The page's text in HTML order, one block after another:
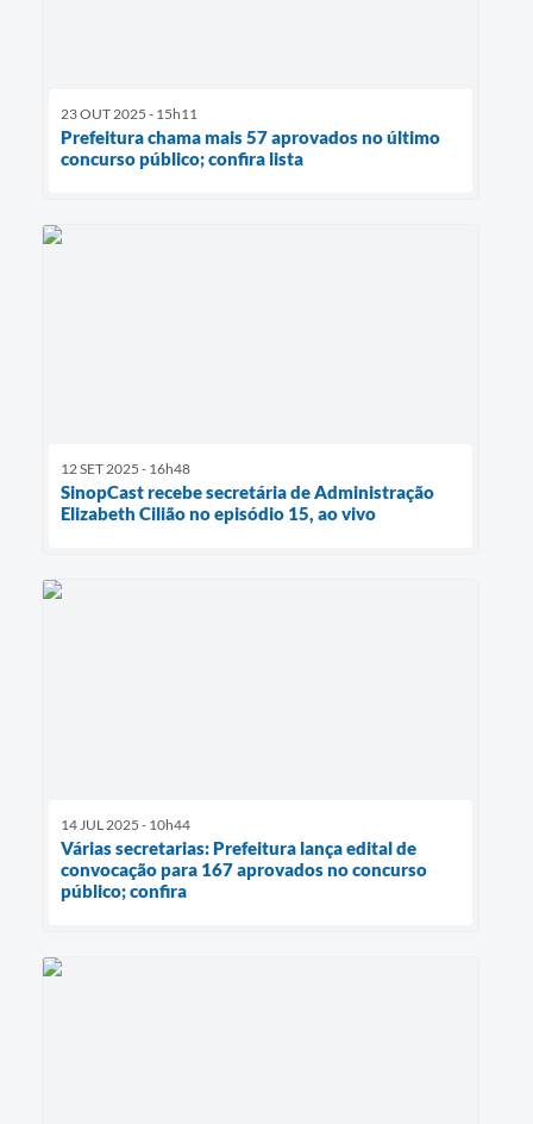
23 OUT 2025 - 15h11
Prefeitura chama mais 57 aprovados no último
concurso público; confira lista
12 SET 2025 - 16h48
SinopCast recebe secretária de Administração
Elizabeth Cilião no episódio 15, ao vivo
14 JUL 2025 - 10h44
Várias secretarias: Prefeitura lança edital de
convocação para 167 aprovados no concurso
público; confira